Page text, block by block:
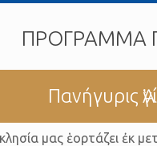
ΠΡΟΓΡΑΜΜΑ
Πανήγυρις
μας ἑορτάζει ἐκ